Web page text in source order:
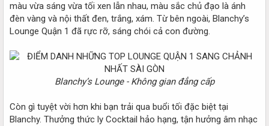
màu vừa sáng vừa tối xen lẫn nhau, màu sắc chủ đạo là ánh
đèn vàng và nội thất đen, trắng, xám. Từ bên ngoài, Blanchy’s
Lounge Quận 1 đã rực rỡ, sáng chói cả con đường.
Blanchy’s Lounge - Không gian đẳng cấp
Còn gì tuyệt vời hơn khi bạn trải qua buổi tối đặc biệt tại
Blanchy. Thưởng thức ly Cocktail hảo hạng, tận hưởng âm nhạc